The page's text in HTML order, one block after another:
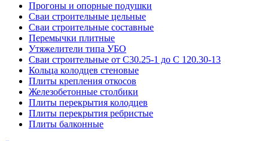
Прогоны и опорные подушки
Сваи строительные цельные
Сваи строительные составные
Перемычки плитные
Утяжелители типа УБО
Сваи строительные от С30.25-1 до С 120.30-13
Кольца колодцев стеновые
Плиты крепления откосов
Железобетонные столбики
Плиты перекрытия колодцев
Плиты перекрытия ребристые
Плиты балконные